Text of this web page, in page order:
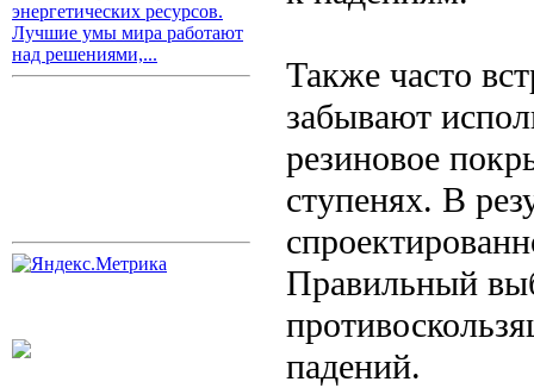
энергетических ресурсов.
Лучшие умы мира работают
над решениями,...
Также часто
забывают
резиновое
ступенях. В
Правильный
падений.